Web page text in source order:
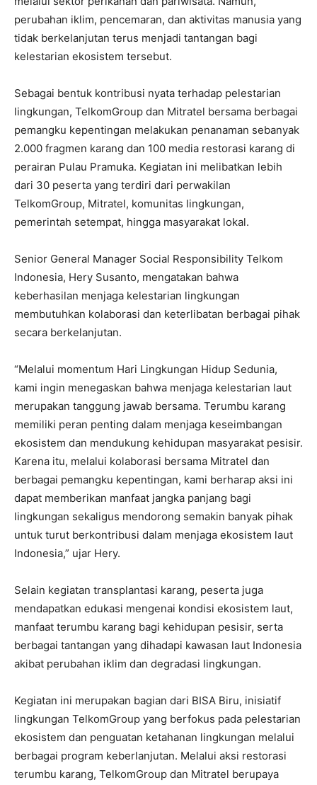
perubahan iklim, pencemaran, dan aktivitas manusia yang
tidak berkelanjutan terus menjadi tantangan bagi
kelestarian ekosistem tersebut.
Sebagai bentuk kontribusi nyata terhadap pelestarian
lingkungan, TelkomGroup dan Mitratel bersama berbagai
pemangku kepentingan melakukan penanaman sebanyak
2.000 fragmen karang dan 100 media restorasi karang di
perairan Pulau Pramuka. Kegiatan ini melibatkan lebih
dari 30 peserta yang terdiri dari perwakilan
TelkomGroup, Mitratel, komunitas lingkungan,
pemerintah setempat, hingga masyarakat lokal.
Senior General Manager Social Responsibility Telkom
Indonesia, Hery Susanto, mengatakan bahwa
keberhasilan menjaga kelestarian lingkungan
membutuhkan kolaborasi dan keterlibatan berbagai pihak
secara berkelanjutan.
“Melalui momentum Hari Lingkungan Hidup Sedunia,
kami ingin menegaskan bahwa menjaga kelestarian laut
merupakan tanggung jawab bersama. Terumbu karang
memiliki peran penting dalam menjaga keseimbangan
ekosistem dan mendukung kehidupan masyarakat pesisir.
Karena itu, melalui kolaborasi bersama Mitratel dan
berbagai pemangku kepentingan, kami berharap aksi ini
dapat memberikan manfaat jangka panjang bagi
lingkungan sekaligus mendorong semakin banyak pihak
untuk turut berkontribusi dalam menjaga ekosistem laut
Indonesia,” ujar Hery.
Selain kegiatan transplantasi karang, peserta juga
mendapatkan edukasi mengenai kondisi ekosistem laut,
manfaat terumbu karang bagi kehidupan pesisir, serta
berbagai tantangan yang dihadapi kawasan laut Indonesia
akibat perubahan iklim dan degradasi lingkungan.
Kegiatan ini merupakan bagian dari BISA Biru, inisiatif
lingkungan TelkomGroup yang berfokus pada pelestarian
ekosistem dan penguatan ketahanan lingkungan melalui
berbagai program keberlanjutan. Melalui aksi restorasi
terumbu karang, TelkomGroup dan Mitratel berupaya